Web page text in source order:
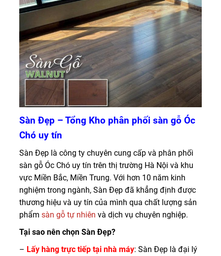
Sàn Đẹp – Tổng Kho phân phối sàn gỗ Óc
Chó uy tín
Sàn Đẹp là công ty chuyên cung cấp và phân phối
sàn gỗ Óc Chó uy tín trên thị trường Hà Nội và khu
vực Miền Bắc, Miền Trung. Với hơn 10 năm kinh
nghiệm trong ngành, Sàn Đẹp đã khẳng định được
thương hiệu và uy tín của mình qua chất lượng sản
phẩm sàn gỗ tự nhiên và dịch vụ chuyên nghiệp.
Tại sao nên chọn Sàn Đẹp?
– Lấy hàng trực tiếp tại nhà máy: Sàn Đẹp là đại lý